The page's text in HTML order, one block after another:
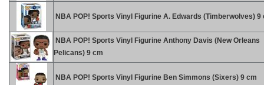
NBA POP! Sports Vinyl Figurine A. Edwards (Timberwolves) 9
NBA POP! Sports Vinyl Figurine Anthony Davis (New Orleans
Pelicans) 9 cm
NBA POP! Sports Vinyl Figurine Ben Simmons (Sixers) 9 cm